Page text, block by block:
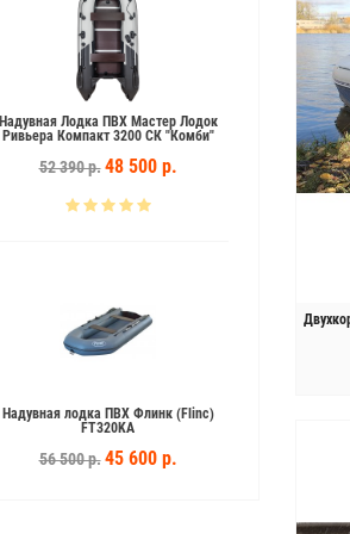
Надувная Лодка ПВХ Мастер Лодок
Ривьера Компакт 3200 СК "Комби"
52 390 р. 48 500 р.
Надувная лодка ПВХ Флинк (Flinc)
FT320KA
56 500 р. 45 600 р.